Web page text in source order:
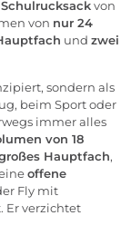
von
von nur 24
und zwei
sondern als
beim Sport oder
immer alles
von 18
Hauptfach,
offene
Fly mit
Er verzichtet